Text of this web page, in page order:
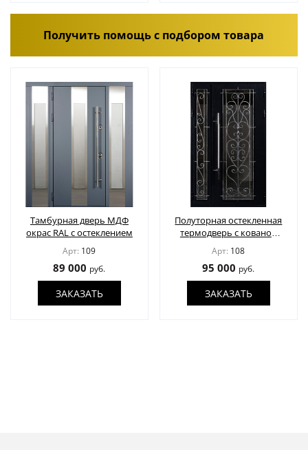
Получить помощь с подбором товара
Тамбурная дверь МДФ
окрас RAL с остеклением
Арт: 109
89 000 руб.
ЗАКАЗАТЬ
Полуторная остекленная
термодверь с кованой
решеткой
Арт: 108
95 000 руб.
ЗАКАЗАТЬ